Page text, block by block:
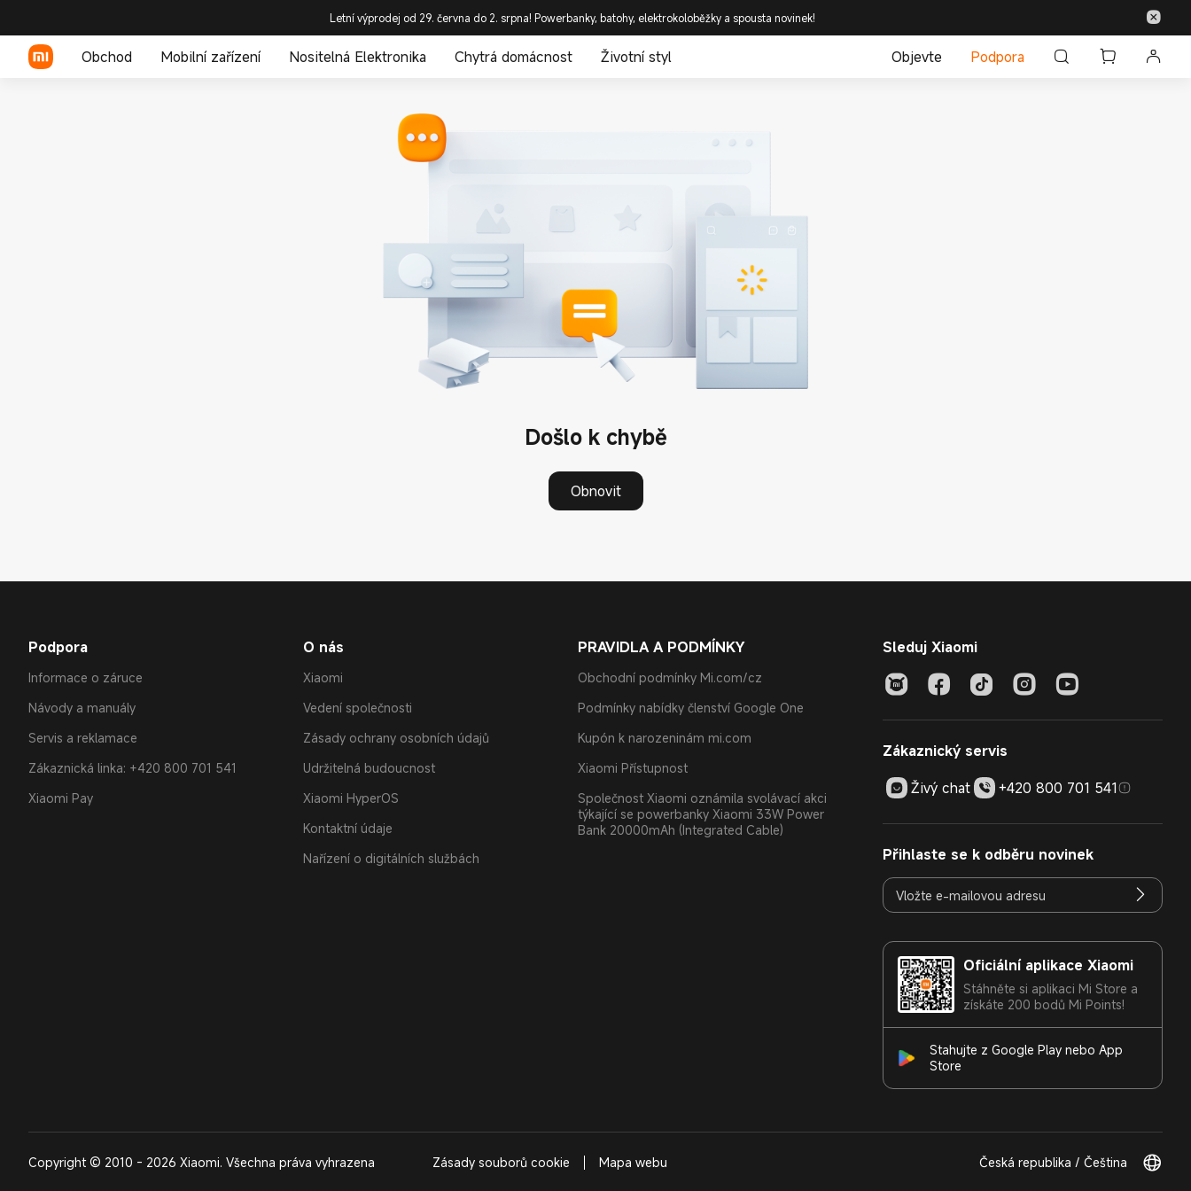
Letní výprodej od 29. června do 2. srpna! Powerbanky, batohy, elektrokoloběžky a spousta novinek!
Obchod Mobilní zařízení Nositelná Elektronika Chytrá domácnost Životní styl Objevte Podpora
Došlo k chybě
Obnovit
Podpora
Informace o záruce
Návody a manuály
Servis a reklamace
Zákaznická linka: +420 800 701 541
Xiaomi Pay
O nás
Xiaomi
Vedení společnosti
Zásady ochrany osobních údajů
Udržitelná budoucnost
Xiaomi HyperOS
Kontaktní údaje
Nařízení o digitálních službách
PRAVIDLA A PODMÍNKY
Obchodní podmínky Mi.com/cz
Podmínky nabídky členství Google One
Kupón k narozeninám mi.com
Xiaomi Přístupnost
Společnost Xiaomi oznámila svolávací akci
týkající se powerbanky Xiaomi 33W Power
Bank 20000mAh (Integrated Cable)
Sleduj Xiaomi
Zákaznický servis
Živý chat
+420 800 701 541
Přihlaste se k odběru novinek
Oficiální aplikace Xiaomi
Stáhněte si aplikaci Mi Store a
získáte 200 bodů Mi Points!
Stahujte z Google Play nebo App
Store
Copyright © 2010 - 2026 Xiaomi. Všechna práva vyhrazena Zásady souborů cookie Mapa webu Česká republika / Čeština